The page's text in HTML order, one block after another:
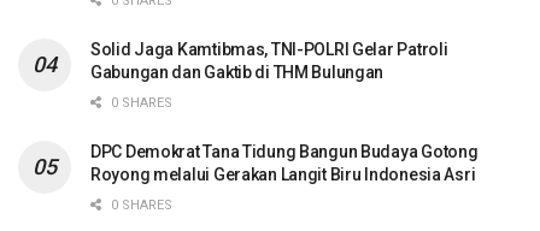
Solid Jaga Kamtibmas, TNI-POLRI Gelar Patroli
Gabungan dan Gaktib di THM Bulungan
0 SHARES
DPC Demokrat Tana Tidung Bangun Budaya Gotong
Royong melalui Gerakan Langit Biru Indonesia Asri
0 SHARES